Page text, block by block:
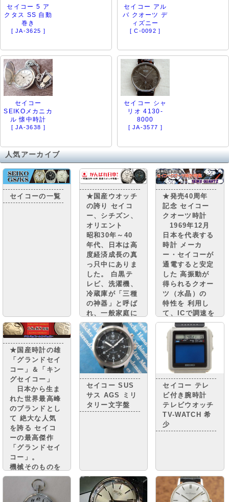
セイコー 5 ア
クタス SS 自動
巻き
[ JA-3625 ]
セイコー アル
バ クオーツ デ
ィズニー
[ C-0092 ]
セイコー
SEIKOメカニカ
ル 懐中時計
[ JA-3638 ]
セイコー シャ
リオ 4130-
8000
[ JA-3577 ]
人気アーカイブ
セイコーの一覧
★国産ウオッチ
の誇り セイコ
ー、シチズン、
オリエント
昭和30年～40
年代、日本は高
度経済成長の真
っ只中にありま
した。 白黒テ
レビ、洗濯機、
冷蔵庫が「三種
の神器」と呼ば
れ、一般家庭に
普及。 街には
小さな憧れのマ
イカーが走り、
国民は豊かさの
実感と 自信を
取り戻しつつあ
りまし
た。・・・・
★発売40周年
記念 セイコー
クオーツ時計
1969年12月
日本を代表する
時計 メーカ
ー・セイコーが
通電すると安定
した 高振動が
得られるクオー
ツ（水晶）の
特性を 利用し
て、ICで調速を
行い、モーター
で針を動かす
機構を搭載した
クオーツ時計
“セイコークオ
ーツアストロ
ン”を 世界に先
駆けて発売しま
した。
★国産時計の雄
「グランドセイ
コー」＆「キン
グセイコー」
日本から生ま
れた世界最高峰
のブランドとし
て 絶大な人気
を誇る セイコ
ーの最高傑作
「グランドセイ
コー」。
機械そのものを
グランドセイコ
ーに準じながら
精度調整を簡略
セイコー SUS
サス AGS ミリ
タリー文字盤
セイコー テレ
ビ付き腕時計
テレビウオッチ
TV-WATCH 希
少